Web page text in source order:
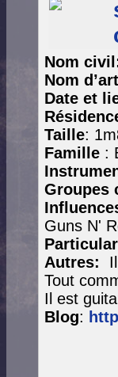
Nom
Nom
Date et
Taille:
Famille :
Groupes
Guns N'
Autres:
Tout
Il est
Blog: